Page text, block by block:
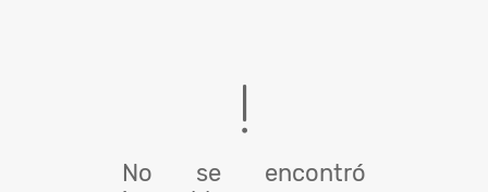
No se encontró